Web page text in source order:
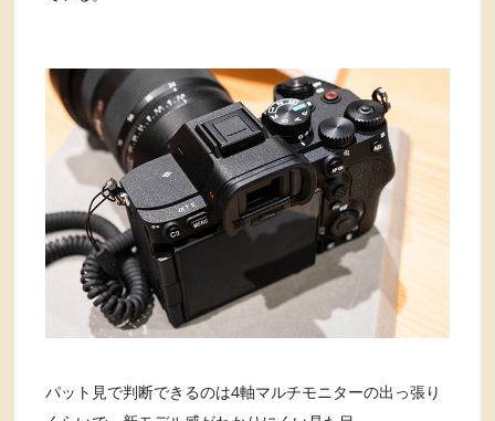
パット見で判断できるのは4軸マルチモニターの出っ張り